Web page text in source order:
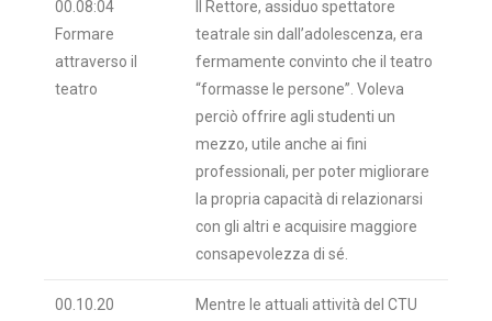
00.08:04
Formare
attraverso il
teatro
Il Rettore, assiduo spettatore
teatrale sin dall’adolescenza, era
fermamente convinto che il teatro
“formasse le persone”. Voleva
perciò offrire agli studenti un
mezzo, utile anche ai fini
professionali, per poter migliorare
la propria capacità di relazionarsi
con gli altri e acquisire maggiore
consapevolezza di sé.
00.10.20
Mentre le attuali attività del CTU